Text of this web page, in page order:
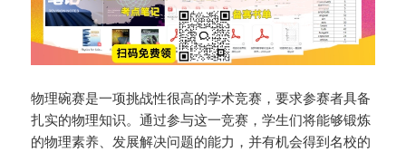
物理碗赛是一项挑战性很高的学术竞赛，要求参赛者具备
扎实的物理知识。通过参与这一竞赛，学生们将能够锻炼
的物理素养、发展解决问题的能力，并有机会得到名校的